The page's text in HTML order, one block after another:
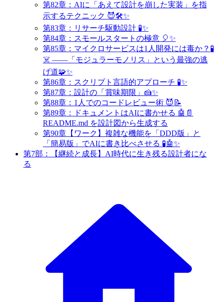
第82章：AIに「あえて設計を崩した実装」を指
示するテクニック 😈🛠️✨
第83章：リサーチ駆動設計 🧪✨
第84章：スモールスタートの極意 🎈✨
第85章：マイクロサービスは1人開発には毒か？🧪
☠️ ——「モジュラーモノリス」という最強の逃
げ道🧩✨
第86章：スクリプト言語的アプローチ 🧪✨
第87章：設計の「賞味期限」🍰✨
第88章：1人でのコードレビュー術 😈📝
第89章：ドキュメントはAIに書かせる 🤖📄
README.md を設計図から生成する
第90章【ワーク】複雑な機能を「DDD版」と
「簡易版」でAIに書き比べさせる 🧪🤖✨
第7部：【継続と成長】AI時代に生き残る設計者にな
る